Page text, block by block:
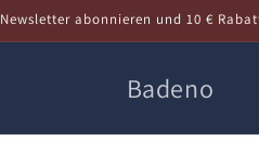
Newsletter abonnieren und 10 €
Badeno